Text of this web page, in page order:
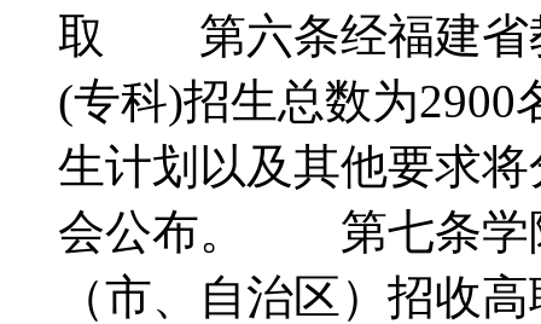
取 第六条经福建省
(专科)招生总数为2900
生计划以及其他要求
会公布。 第七条学
（市、自治区）招